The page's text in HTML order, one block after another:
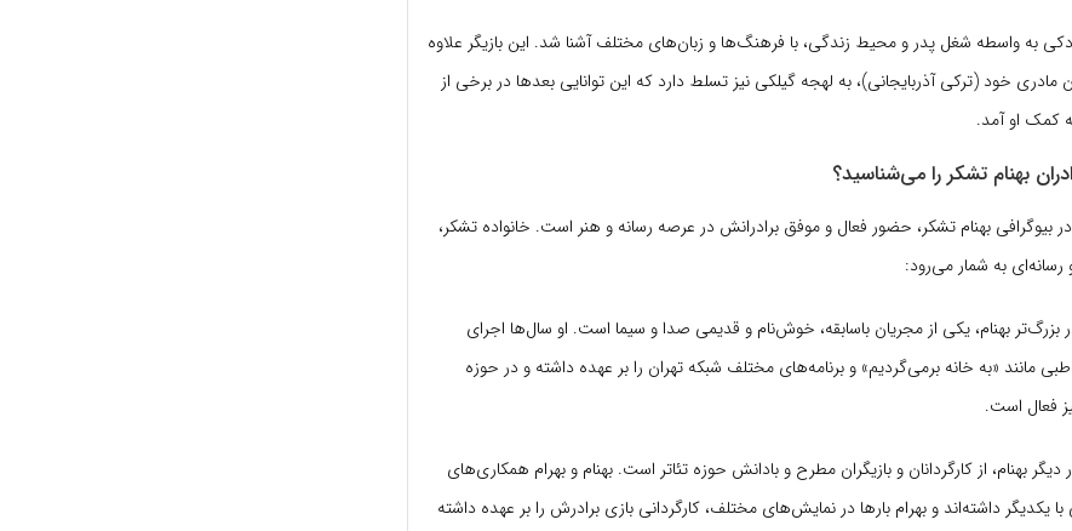
به واسطه شغل پدر و محیط زندگی، با فرهنگ‌ها و زبان‌های مختلف آشنا شد. این بازیگر علاوه
مادری خود (ترکی آذربایجانی)، به لهجه گیلکی نیز تسلط دارد که این توانایی بعدها در برخی از
کمک او آمد.
بهنام تشکر را می‌شناسید؟
بیوگرافی بهنام تشکر، حضور فعال و موفق برادرانش در عرصه رسانه و هنر است. خانواده تشکر،
رسانه‌ای به شمار می‌رود:
بزرگ‌تر بهنام، یکی از مجریان باسابقه، خوش‌نام و قدیمی صدا و سیما است. او سال‌ها اجرای
مانند «به خانه برمی‌گردیم» و برنامه‌های مختلف شبکه تهران را بر عهده داشته و در حوزه
فعال است.
دیگر بهنام، از کارگردانان و بازیگران مطرح و بادانش حوزه تئاتر است. بهنام و بهرام همکاری‌های
یکدیگر داشته‌اند و بهرام بارها در نمایش‌های مختلف، کارگردانی بازی برادرش را بر عهده داشته